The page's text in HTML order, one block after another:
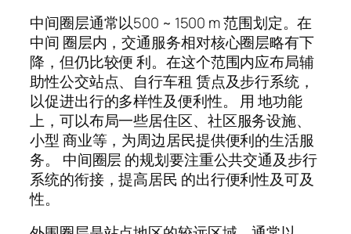
中间圈层通常以500 ~ 1500 m 范围划定。在
中间 圈层内，交通服务相对核心圈层略有下
降，但仍比较便 利。在这个范围内应布局辅
助性公交站点、自行车租 赁点及步行系统，
以促进出行的多样性及便利性。 用 地功能
上，可以布局一些居住区、社区服务设施、
小型 商业等，为周边居民提供便利的生活服
务。 中间圈层 的规划要注重公共交通及步行
系统的衔接，提高居民 的出行便利性及可及
性。